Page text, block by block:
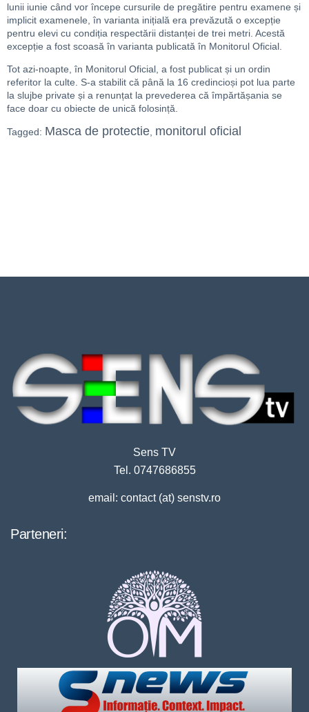
lunii iunie când vor începe cursurile de pregătire pentru examene și
implicit examenele, în varianta inițială era prevăzută o excepție
pentru elevi cu condiția respectării distanței de trei metri. Acestă
excepție a fost scoasă în varianta publicată în Monitorul Oficial.
Tot azi-noapte, în Monitorul Oficial, a fost publicat și un ordin
referitor la culte. S-a stabilit că până la 16 credincioși pot lua parte
la slujbe private și a renunțat la prevederea că împărtășania se
face doar cu obiecte de unică folosință.
Tagged: Masca de protectie, monitorul oficial
Sens TV
Tel. 0747686855
email: contact (at) senstv.ro
Parteneri: